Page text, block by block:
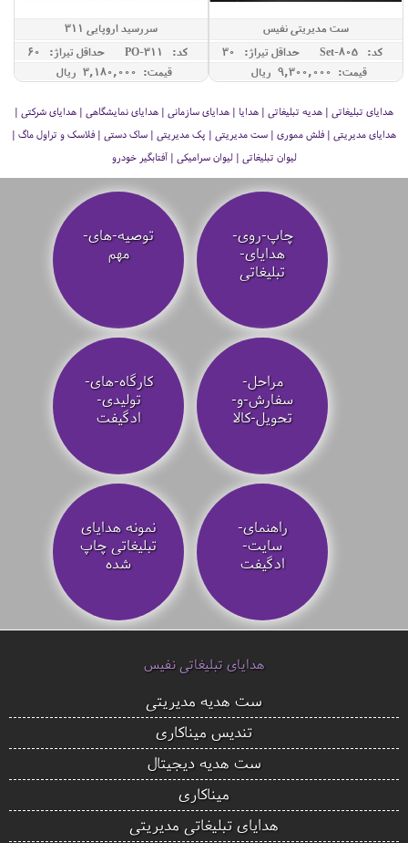
ست مدیریتی نفیس
کد: Set-805
حداقل تيراژ: 30
قیمت: 9,300,000 ريال
سررسید اروپایی 311
کد: PO-311
حداقل تيراژ: 60
قیمت: 3,180,000 ريال
هدایای تبلیغاتی | هدیه تبلیغاتی | هدایا | هدایای سازمانی | هدایای نمایشگاهی | هدایای شرکتی |
هدایای مدیریتی | فلش مموری | ست مدیریتی | پک مدیریتی | ساک دستی | فلاسک و تراول ماگ |
لیوان تبلیغاتی | لیوان سرامیکی | آفتابگیر خودرو
چاپ-روی-
هدایای-
تبلیغاتی
توصیه‌-های-
مهم
مراحل-
سفارش-و-
تحویل-کالا
کارگاه-های-
تولیدی-
ادگیفت
راهنمای-
سایت-
ادگیفت
نمونه هدایای
تبلیغاتی چاپ
شده
هدایای تبلیغاتی نفیس
ست هدیه مدیریتی
تندیس میناکاری
ست هدیه دیجیتال
میناکاری
هدایای تبلیغاتی مدیریتی